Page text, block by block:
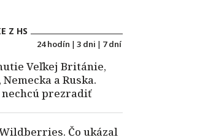
Z HS
24 hodín | 3 dni | 7 dní
Veľkej Británie,
a Ruska.
nechcú prezradiť
Čo ukázal